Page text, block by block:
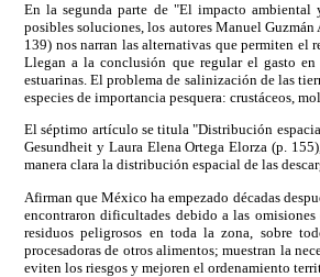
En la segunda parte de "El impacto
posibles soluciones, los autores Manuel
139) nos narran las alternativas que permiten el
Llegan a la conclusión que regular el gasto en
estuarinas. El problema de salinización de las
especies de importancia pesquera: crustáceos,
El séptimo artículo se titula "Distribución
Gesundheit y Laura Elena Ortega Elorza (p.
manera clara la distribución espacial de las
Afirman que México ha empezado décadas
encontraron dificultades debido a las
residuos peligrosos en toda la zona, sobre
procesadoras de otros alimentos; muestran la
eviten los riesgos y mejoren el ordenamiento